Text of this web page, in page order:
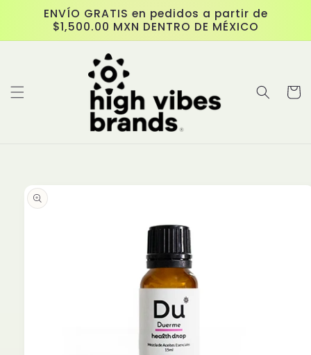
Skip to
content
ENVÍO GRATIS en pedidos a partir de
$1,500.00 MXN DENTRO DE MÉXICO
Cart
product
information